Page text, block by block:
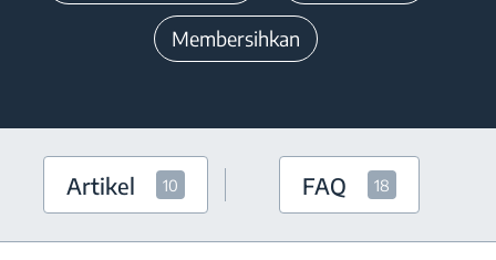
Membersihkan
Artikel 10 FAQ 18